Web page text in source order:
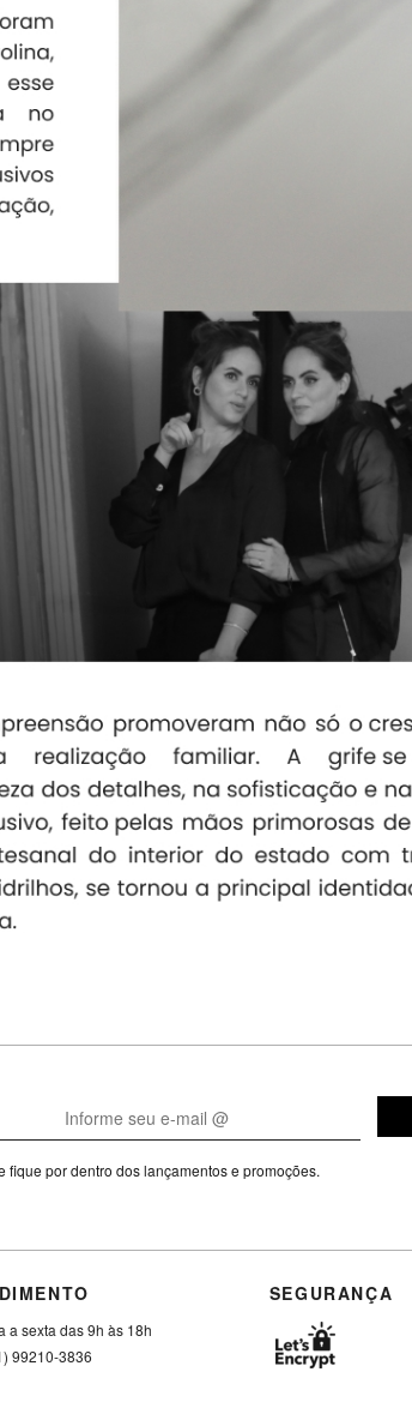
fique por dentro dos lançamentos e promoções.
a sexta das 9h às 18h
99210-3836
SEGURANÇA